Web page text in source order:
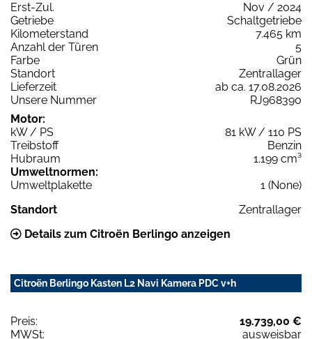
Erst-Zul.
Nov / 2024
Getriebe
Schaltgetriebe
Kilometerstand
7.465 km
Anzahl der Türen
5
Farbe
Grün
Standort
Zentrallager
Lieferzeit
ab ca. 17.08.2026
Unsere Nummer
RJ968390
Motor:
kW / PS
81 kW / 110 PS
Treibstoff
Benzin
Hubraum
1.199 cm³
Umweltnormen:
Umweltplakette
1 (None)
Standort
Zentrallager
Details zum Citroën Berlingo anzeigen
Citroën Berlingo Kasten L2 Navi Kamera PDC v+h
Preis:
19.739,00 €
MWSt:
ausweisbar